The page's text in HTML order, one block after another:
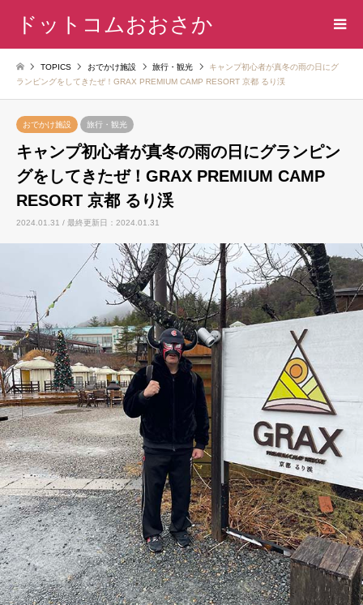
ドットコムおおさか
TOPICS おでかけ施設 旅行・観光
キャンプ初心者が真冬の雨の日にグ
ランピングをしてきたぜ！GRAX PREMIUM CAMP RESORT 京都 るり渓
おでかけ施設 旅行・観光
キャンプ初心者が真冬の雨の日にグランピン
グをしてきたぜ！GRAX PREMIUM CAMP
RESORT 京都 るり渓
2024.01.31 / 最終更新日：2024.01.31